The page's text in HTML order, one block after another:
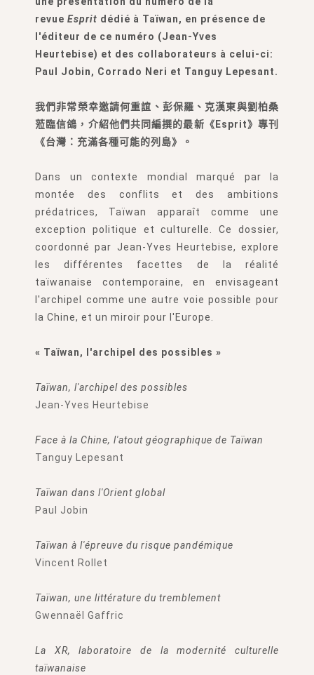
revue Esprit dédié à Taïwan, en présence de
l'éditeur de ce numéro (Jean-Yves
Heurtebise) et des collaborateurs à celui-ci:
Paul Jobin, Corrado Neri et Tanguy Lepesant.
我們非常榮幸邀請何重誼、彭保羅、克漢東與劉柏桑
蒞臨信鴿，介紹他們共同編撰的最新《Esprit》專刊
《台灣：充滿各種可能的列島》。
Dans un contexte mondial marqué par la
montée des conflits et des ambitions
prédatrices, Taïwan apparaît comme une
exception politique et culturelle. Ce dossier,
coordonné par Jean-Yves Heurtebise, explore
les différentes facettes de la réalité
taïwanaise contemporaine, en envisageant
l'archipel comme une autre voie possible pour
la Chine, et un miroir pour l'Europe.
« Taïwan, l'archipel des possibles »
Taïwan, l'archipel des possibles
Jean-Yves Heurtebise
Face à la Chine, l'atout géographique de Taïwan
Tanguy Lepesant
Taïwan dans l'Orient global
Paul Jobin
Taïwan à l'épreuve du risque pandémique
Vincent Rollet
Taïwan, une littérature du tremblement
Gwennaël Gaffric
La XR, laboratoire de la modernité culturelle
taïwanaise